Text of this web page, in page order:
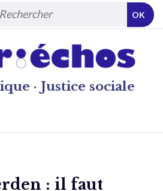
· Justice sociale
OK
: il faut